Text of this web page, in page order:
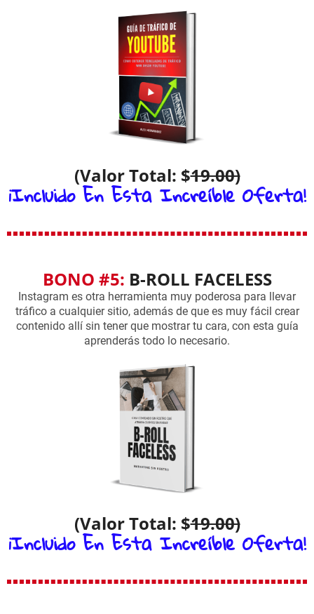
(Valor Total: $19.00)
¡Incluido En Esta Increíble Oferta!
BONO #5: B-ROLL FACELESS
Instagram es otra herramienta muy poderosa para llevar
tráfico a cualquier sitio, además de que es muy fácil crear
contenido allí sin tener que mostrar tu cara, con esta guía
aprenderás todo lo necesario.
(Valor Total: $19.00)
¡Incluido En Esta Increíble Oferta!